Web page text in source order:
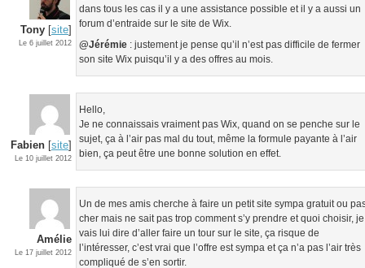
Tony [site]
Le 6 juillet 2012
dans tous les cas il y a une assistance possible et il y a aussi un
forum d’entraide sur le site de Wix.
@Jérémie : justement je pense qu’il n’est pas difficile de fermer
son site Wix puisqu’il y a des offres au mois.
Fabien [site]
Le 10 juillet 2012
Hello,
Je ne connaissais vraiment pas Wix, quand on se penche sur le
sujet, ça à l’air pas mal du tout, même la formule payante à l’air
bien, ça peut être une bonne solution en effet.
Amélie
Le 17 juillet 2012
Un de mes amis cherche à faire un petit site sympa gratuit ou
cher mais ne sait pas trop comment s’y prendre et quoi choisir, je
vais lui dire d’aller faire un tour sur le site, ça risque de
l’intéresser, c’est vrai que l’offre est sympa et ça n’a pas l’air très
compliqué de s’en sortir.